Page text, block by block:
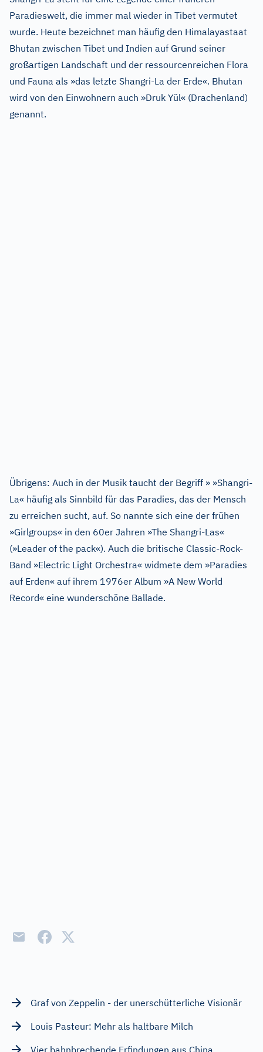
Paradieswelt, die immer mal wieder in Tibet vermutet
wurde. Heute bezeichnet man häufig den Himalayastaat
Bhutan zwischen Tibet und Indien auf Grund seiner
großartigen Landschaft und der ressourcenreichen Flora
und Fauna als »das letzte Shangri-La der Erde«. Bhutan
wird von den Einwohnern auch »Druk Yül« (Drachenland)
genannt.
Übrigens: Auch in der Musik taucht der Begriff » »Shangri-
La« häufig als Sinnbild für das Paradies, das der Mensch
zu erreichen sucht, auf. So nannte sich eine der frühen
»Girlgroups« in den 60er Jahren »The Shangri-Las«
(»Leader of the pack«). Auch die britische Classic-Rock-
Band »Electric Light Orchestra« widmete dem »Paradies
auf Erden« auf ihrem 1976er Album »A New World
Record« eine wunderschöne Ballade.
Graf von Zeppelin - der unerschütterliche Visionär
Louis Pasteur: Mehr als haltbare Milch
Vier bahnbrechende Erfindungen aus China